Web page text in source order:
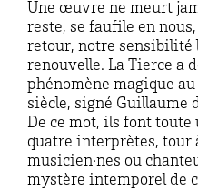
Une œuvre ne meurt
reste, se faufile en
retour, notre sensibilité
renouvelle. La Tierce a
phénomène magique
siècle, signé Guillaume
De ce mot, ils font toute
quatre interprètes, tour
musicien·nes ou
mystère intemporel de